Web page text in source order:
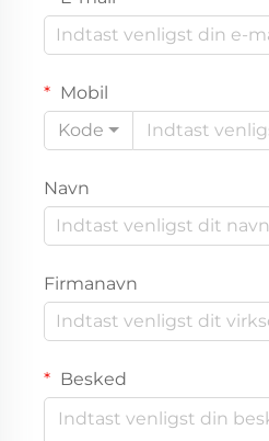
Mobil
Kode
Navn
Firmanavn
Besked